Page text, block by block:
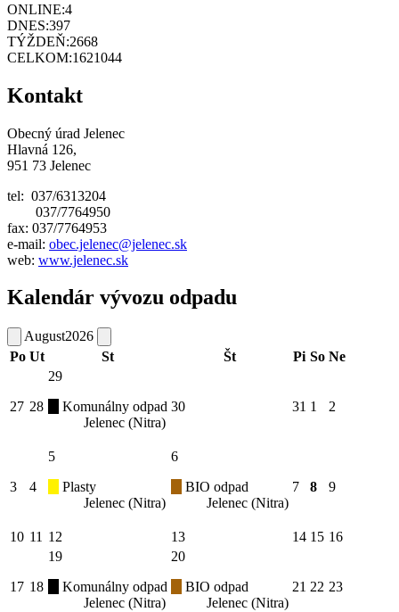
ONLINE:4
DNES:397
TÝŽDEŇ:2668
CELKOM:1621044
Kontakt
Obecný úrad Jelenec
Hlavná 126,
951 73 Jelenec
tel: 037/6313204
037/7764950
fax: 037/7764953
e-mail: obec.jelenec@jelenec.sk
web: www.jelenec.sk
Kalendár vývozu odpadu
August2026
Po Ut St Št Pi So Ne
27 28
29
Komunálny odpad
Jelenec (Nitra)
30 31 1 2
3 4
5
Plasty
Jelenec (Nitra)
6
BIO odpad
Jelenec (Nitra)
7 8 9
10 11 12 13 14 15 16
17 18
19
Komunálny odpad
Jelenec (Nitra)
20
BIO odpad
Jelenec (Nitra)
21 22 23